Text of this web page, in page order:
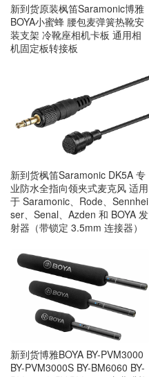
新到货原装枫笛Saramonic博雅
BOYA小蜜蜂 腰包麦弹簧热靴安
装支架 冷靴座相机卡板 通用相
机固定板转接板
新到货枫笛Saramonic DK5A 专
业防水全指向领夹式麦克风 适用
于 Saramonic、Rode、Sennhei
ser、Senal、Azden 和 BOYA 发
射器（带锁定 3.5mm 连接器）
新到货博雅BOYA BY-PVM3000
BY-PVM3000S BY-BM6060 BY-